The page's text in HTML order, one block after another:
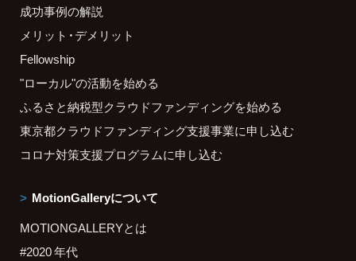
成功事例の解説
メリット・デメリット
Fellowship
"ローカル"の活動を始める
ふるさと納税型クラウドファンディングを始める
東京都クラウドファンディング支援事業に申し込む
コロナ対策支援プログラムに申し込む
MotionGalleryについて
MOTIONGALLERYとは
#2020 年代